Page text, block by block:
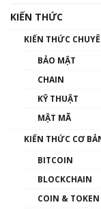
KIẾN THỨC
KIẾN THỨC
BẢO MẬT
CHAIN
KỸ THUẬT
MẬT MÃ
KIẾN THỨC CƠ
BITCOIN
BLOCKCHAIN
COIN & TOKEN